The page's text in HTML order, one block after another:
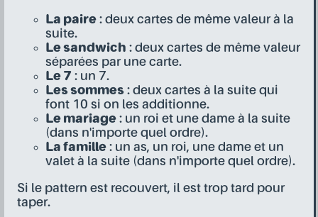
La paire : deux cartes de même valeur à la
suite.
Le sandwich : deux cartes de même valeur
séparées par une carte.
Le 7 : un 7.
Les sommes : deux cartes à la suite qui
font 10 si on les additionne.
Le mariage : un roi et une dame à la suite
(dans n'importe quel ordre).
La famille : un as, un roi, une dame et un
valet à la suite (dans n'importe quel ordre).
Si le pattern est recouvert, il est trop tard pour
taper.